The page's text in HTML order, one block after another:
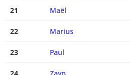
21 Maël
22 Marius
23 Paul